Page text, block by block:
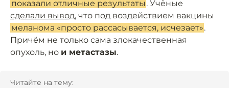
показали отличные результаты . Учёные
сделали вывод, что под воздействием вакцины
меланома «просто рассасывается, исчезает».
Причём не только сама злокачественная
опухоль, но и метастазы.
Читайте на тему: